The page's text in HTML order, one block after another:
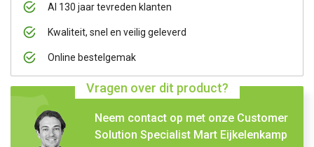
Al 130 jaar tevreden klanten
Kwaliteit, snel en veilig geleverd
Online bestelgemak
Vragen over dit product?
Neem contact op met onze Customer
Solution Specialist Mart Eijkelenkamp